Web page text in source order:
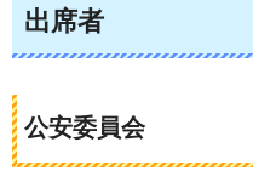
出席者
公安委員会